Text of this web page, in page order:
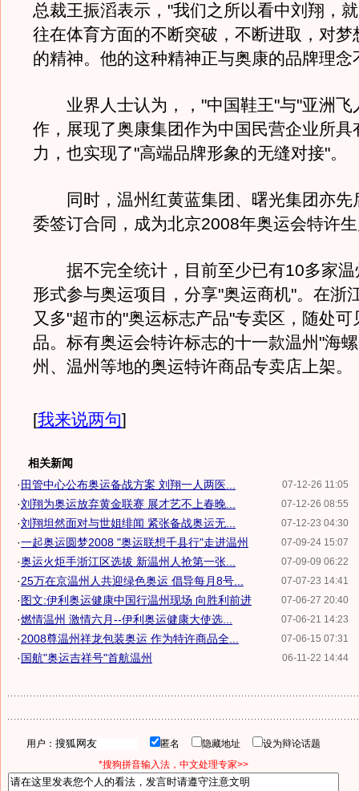
总裁王振滔表示，"我们之所以看中刘翔，
往在体育方面的不断突破，不断进取，对梦
的精神。他的这种精神正与奥康的品牌理念
业界人士认为，，"中国鞋王"与"亚洲飞
作，展现了奥康集团作为中国民营企业所具
力，也实现了"高端品牌形象的无缝对接"。
同时，温州红黄蓝集团、曙光集团亦先
委签订合同，成为北京2008年奥运会特许
据不完全统计，目前至少已有10多家温
形式参与奥运项目，分享"奥运商机"。在浙
又多"超市的"奥运标志产品"专卖区，随处可
品。标有奥运会特许标志的十一款温州"海
州、温州等地的奥运特许商品专卖店上架。
[我来说两句]
相关新闻
07-12-26 11:05
· 田管中心公布奥运备战方案 刘翔一人两医...
07-12-26 08:55
·刘翔为奥运放弃黄金联赛 展才艺不上春晚...
07-12-23 04:30
·刘翔坦然面对与世姐绯闻 紧张备战奥运无...
07-09-24 15:07
·一起奥运圆梦2008 "奥运联想千县行"走进温州
07-09-09 06:22
·奥运火炬手浙江区选拔 新温州人抢第一张...
07-07-23 14:41
·25万在京温州人共迎绿色奥运 倡导每月8号...
07-06-27 20:40
·图文:伊利奥运健康中国行温州现场 向胜利前进
07-06-21 14:23
·燃情温州 激情六月--伊利奥运健康大使选...
07-06-15 07:31
·2008尊温州祥龙包装奥运 作为特许商品全...
06-11-22 14:44
·国航"奥运吉祥号"首航温州
用户： 匿名 隐藏地址
设为辩论话题
*搜狗拼音输入法，中文处理专家>>